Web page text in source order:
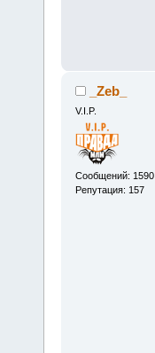
_Zeb_
V.I.P.
Сообщений: 1590
Репутация: 157